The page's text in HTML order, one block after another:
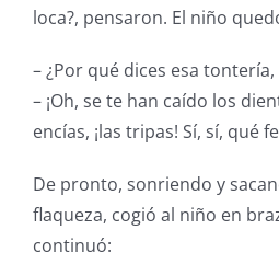
loca?, pensaron. El niño
– ¿Por qué dices esa tontería,
– ¡Oh, se te han caído los
encías, ¡las tripas! Sí, sí, qué
De pronto, sonriendo y
flaqueza, cogió al niño en
continuó: